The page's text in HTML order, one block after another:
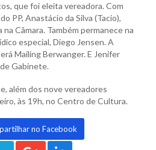
que foi eleita vereadora. Com
PP, Anastácio da Silva (Tacio),
Câmara. Também permanece na
especial, Diego Jensen. A
Mailing Berwanger. E Jenifer
Gabinete.
além dos nove vereadores
às 19h, no Centro de Cultura.
no Facebook